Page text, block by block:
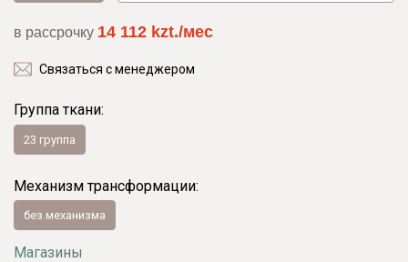
в рассрочку 14 112 kzt./мес
Связаться с менеджером
Группа ткани:
23 группа
Механизм трансформации:
без механизма
Магазины